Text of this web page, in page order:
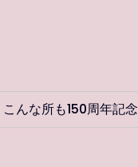
こんな所も150周年記念